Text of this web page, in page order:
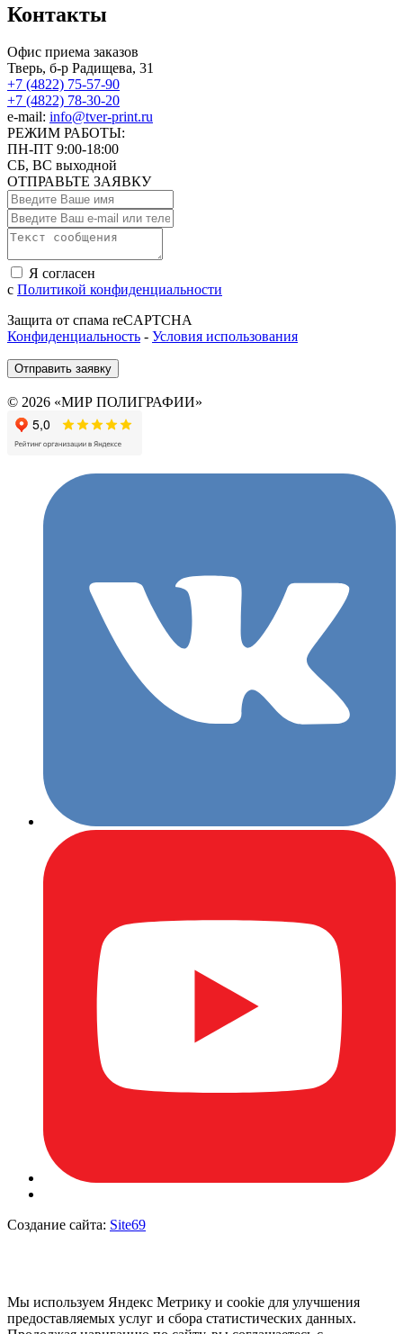
Контакты
Офис приема заказов
Тверь, б-р Радищева, 31
+7 (4822) 75-57-90
+7 (4822) 78-30-20
e-mail: info@tver-print.ru
РЕЖИМ РАБОТЫ:
ПН-ПТ 9:00-18:00
СБ, ВС выходной
ОТПРАВЬТЕ ЗАЯВКУ
Я согласен
с Политикой конфиденциальности
Защита от спама reCAPTCHA
Конфиденциальность - Условия использования
Отправить заявку
© 2026 «МИР ПОЛИГРАФИИ»
Создание сайта: Site69
Мы используем Яндекс Метрику и cookie для улучшения
предоставляемых услуг и сбора статистических данных.